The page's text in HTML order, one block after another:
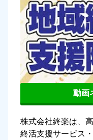
動画
株式会社終楽は、
終活支援サービス